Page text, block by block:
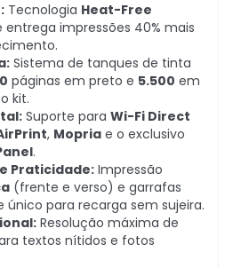
Tecnologia Heat-Free
entrega impressões 40% mais
Sistema de tanques de tinta
páginas em preto e 5.500 em
kit.
Suporte para Wi-Fi Direct
, Mopria e o exclusivo
.
Praticidade: Impressão
(frente e verso) e garrafas
único para recarga sem sujeira.
Resolução máxima de
textos nítidos e fotos